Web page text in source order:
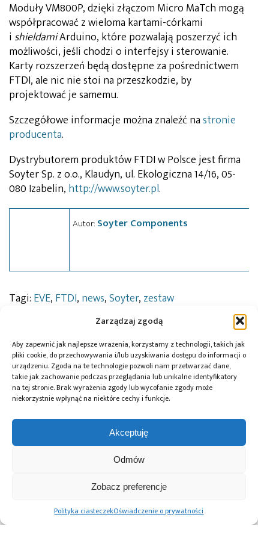
Zarządzaj zgodą
Aby zapewnić jak najlepsze wrażenia, korzystamy z technologii, takich jak
pliki cookie, do przechowywania i/lub uzyskiwania dostępu do informacji o
urządzeniu. Zgoda na te technologie pozwoli nam przetwarzać dane,
takie jak zachowanie podczas przeglądania lub unikalne identyfikatory
na tej stronie. Brak wyrażenia zgody lub wycofanie zgody może
niekorzystnie wpłynąć na niektóre cechy i funkcje.
Akceptuję
Odmów
Zobacz preferencje
Polityka ciasteczekOświadczenie o prywatności
Moduły VM800P, dzięki złączom Micro MaTch mogą
współpracować z wieloma kartami-córkami
i shieldamiArduino, które pozwalają poszerzyć ich
możliwości, jeśli chodzi o interfejsy i sterowanie.
Karty rozszerzeń będą dostępne za pośrednictwem
FTDI, ale nic nie stoi na przeszkodzie, by
projektować je samemu.
Szczegółowe informacje można znaleźć nastronie
producenta.
Dystrybutorem produktów FTDI w Polsce jest firma
Soyter Sp. z o.o., Klaudyn, ul. Ekologiczna 14/16, 05-
080 Izabelin, http://www.soyter.pl.
Autor: Soyter Components
Tagi: EVE, FTDI, news,Soyter, zestaw
Przeczytaj również:
Association
elektronicznych
Microchip i Micron
prezentują
architekturę
PCIe® Gen 6 dla AI
danych
współpracę